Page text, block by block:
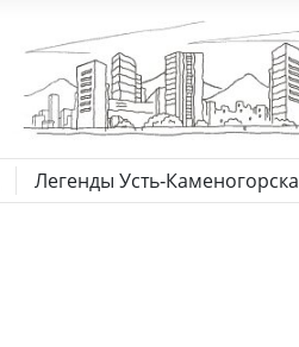
Легенды Усть-Каменогорска